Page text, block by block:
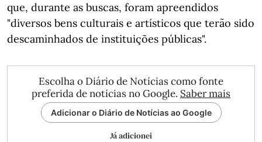
que, durante as buscas, foram apreendidos
"diversos bens culturais e artísticos que terão sido
descaminhados de instituições públicas".
Escolha o Diário de Notícias como fonte
preferida de notícias no Google. Saber mais
Adicionar o Diário de Notícias ao Google
Já adicionei